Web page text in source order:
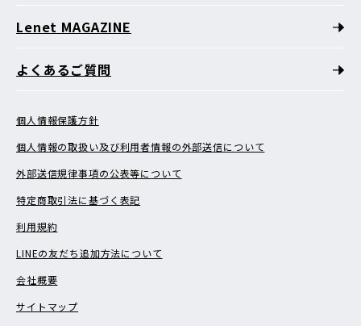
Lenet MAGAZINE
よくあるご質問
個人情報保護方針
個人情報の取扱い及び利用者情報の外部送信について
外部送信規律事項の公表等について
特定商取引法に基づく表記
利用規約
LINEの友だち追加方法について
会社概要
サイトマップ